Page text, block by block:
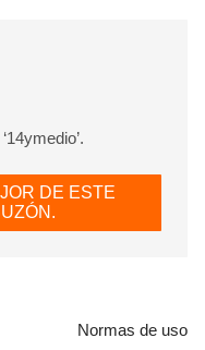
DE ESTE
Normas de uso